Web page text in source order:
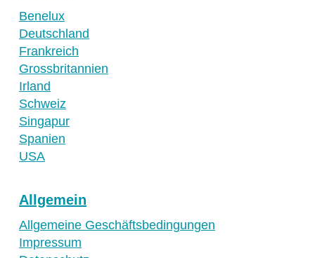
Benelux
Deutschland
Frankreich
Grossbritannien
Irland
Schweiz
Singapur
Spanien
USA
Allgemein
Allgemeine Geschäftsbedingungen
Impressum